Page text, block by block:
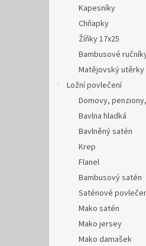
Kapesníky
Chňapky
Žíňky 17x25
Bambusové
Matějovský utěrky
Ložní povlečení
Domovy,
Bavlna hladká
Bavlněný satén
Krep
Flanel
Bambusový satén
Saténové
Mako satén
Mako jersey
Mako damašek